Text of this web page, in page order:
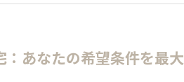
あなたの希望条件を最